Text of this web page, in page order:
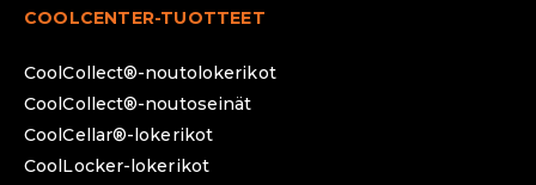
COOLCENTER-TUOTTEET
CoolCollect®-noutolokerikot
CoolCollect®-noutoseinät
CoolCellar®-lokerikot
CoolLocker-lokerikot